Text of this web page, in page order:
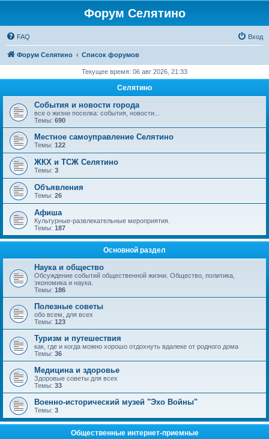
Форум Селятино
FAQ Вход
Форум Селятино Список форумов
Текущее время: 06 авг 2026, 21:33
Селятино
События и новости города
все о жизни поселка: события, новости...
Темы: 690
Местное самоуправление Селятино
Темы: 122
ЖКХ и ТСЖ Селятино
Темы: 3
Объявления
Темы: 26
Афиша
Культурные-развлекательные мероприятия.
Темы: 187
Основной раздел
Наука и общество
Обсуждение событий общественной жизни. Общество, политика,
экономика и наука.
Темы: 186
Полезные советы
обо всем, для всех
Темы: 123
Туризм и путешествия
как, где и когда можно хорошо отдохнуть вдалеке от родного дома
Темы: 36
Медицина и здоровье
Здоровые советы для всех
Темы: 33
Военно-исторический музей "Эхо Войны"
Темы: 3
Общественные интернет-приемные